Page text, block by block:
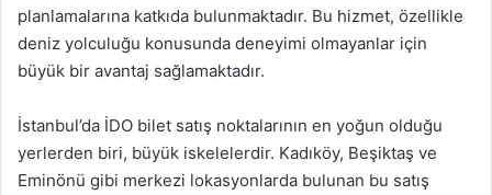
planlamalarına katkıda bulunmaktadır. Bu hizmet, özellikle
deniz yolculuğu konusunda deneyimi olmayanlar için
büyük bir avantaj sağlamaktadır.
İstanbul’da İDO bilet satış noktalarının en yoğun olduğu
yerlerden biri, büyük iskelelerdir. Kadıköy, Beşiktaş ve
Eminönü gibi merkezi lokasyonlarda bulunan bu satış